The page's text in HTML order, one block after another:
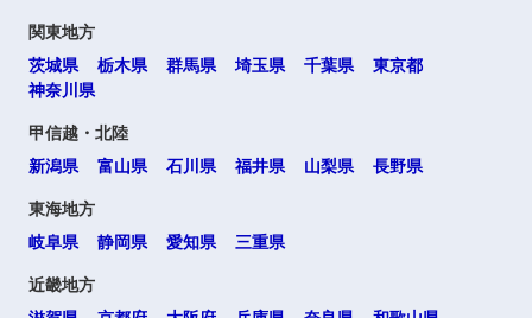
関東地方
茨城県
栃木県 群馬県 埼玉県 千葉県
東京都
神奈川県
甲信越・北陸
新潟県
富山県 石川県 福井県 山梨県 長野県
東海地方
岐阜県
静岡県 愛知県 三重県
近畿地方